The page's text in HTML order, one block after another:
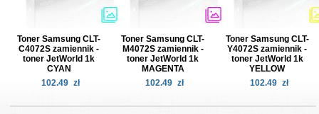
Toner Samsung CLT-
C4072S zamiennik -
toner JetWorld 1k
CYAN
102.49 zł
Toner Samsung CLT-
M4072S zamiennik -
toner JetWorld 1k
MAGENTA
102.49 zł
Toner Samsung CLT-
Y4072S zamiennik -
toner JetWorld 1k
YELLOW
102.49 zł